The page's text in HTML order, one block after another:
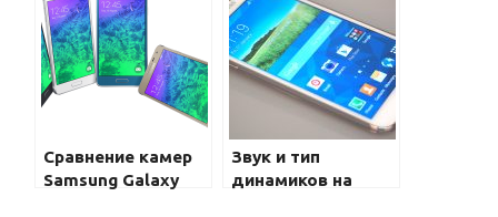
Сравнение камер
Samsung Galaxy
Звук и тип
динамиков на